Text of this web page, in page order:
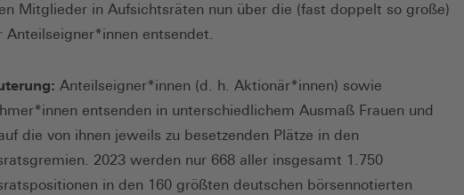
Mitglieder in Aufsichtsräten nun über die (fast doppelt so große)
Anteilseigner*innen entsendet.
Anteilseigner*innen (d. h. Aktionär*innen) sowie
entsenden in unterschiedlichem Ausmaß Frauen und
die von ihnen jeweils zu besetzenden Plätze in den
2023 werden nur 668 aller insgesamt 1.750
in den 160 größten deutschen börsennotierten